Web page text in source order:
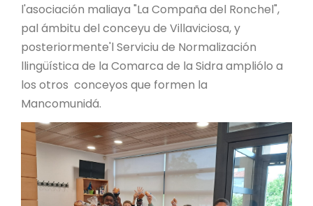
l'asociación maliaya "La Compaña del Ronchel",
pal ámbitu del conceyu de Villaviciosa, y
posteriormente'l Serviciu de Normalización
llingüística de la Comarca de la Sidra ampliólo a
los otros conceyos que formen la
Mancomunidá.